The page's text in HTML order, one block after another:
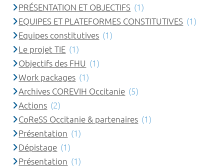
PRÉSENTATION ET OBJECTIFS (1)
EQUIPES ET PLATEFORMES CONSTITUTIVES (1)
Equipes constitutives (1)
Le projet TIE (1)
Objectifs des FHU (1)
Work packages (1)
Archives COREVIH Occitanie (5)
Actions (2)
CoReSS Occitanie & partenaires (1)
Présentation (1)
Dépistage (1)
Présentation (1)